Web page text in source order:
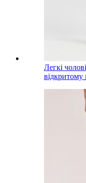
Легкі
відкритому